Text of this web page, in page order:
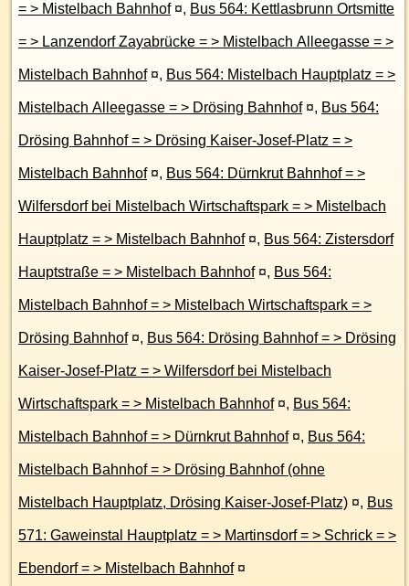
= > Mistelbach Bahnhof ¤, Bus 564: Kettlasbrunn Ortsmitte
= > Lanzendorf Zayabrücke = > Mistelbach Alleegasse = >
Mistelbach Bahnhof ¤, Bus 564: Mistelbach Hauptplatz = >
Mistelbach Alleegasse = > Drösing Bahnhof ¤, Bus 564:
Drösing Bahnhof = > Drösing Kaiser-Josef-Platz = >
Mistelbach Bahnhof ¤, Bus 564: Dürnkrut Bahnhof = >
Wilfersdorf bei Mistelbach Wirtschaftspark = > Mistelbach
Hauptplatz = > Mistelbach Bahnhof ¤, Bus 564: Zistersdorf
Hauptstraße = > Mistelbach Bahnhof ¤, Bus 564:
Mistelbach Bahnhof = > Mistelbach Wirtschaftspark = >
Drösing Bahnhof ¤, Bus 564: Drösing Bahnhof = > Drösing
Kaiser-Josef-Platz = > Wilfersdorf bei Mistelbach
Wirtschaftspark = > Mistelbach Bahnhof ¤, Bus 564:
Mistelbach Bahnhof = > Dürnkrut Bahnhof ¤, Bus 564:
Mistelbach Bahnhof = > Drösing Bahnhof (ohne
Mistelbach Hauptplatz, Drösing Kaiser-Josef-Platz) ¤, Bus
571: Gaweinstal Hauptplatz = > Martinsdorf = > Schrick = >
Ebendorf = > Mistelbach Bahnhof ¤